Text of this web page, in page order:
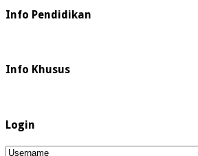
Info Pendidikan
Info Khusus
Login